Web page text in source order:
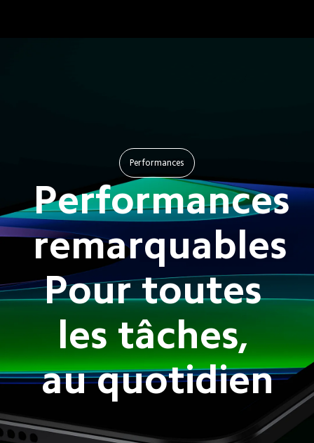
Performances
Performances
remarquables
Pour toutes
les tâches,
au quotidien